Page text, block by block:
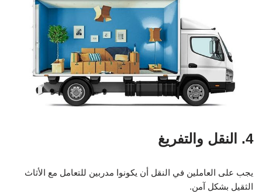
4. النقل والتفريغ
يجب على العاملين في النقل أن يكونوا مدربين للتعامل مع الأثاث
الثقيل بشكل آمن.